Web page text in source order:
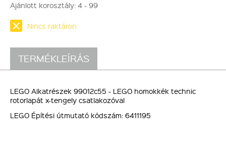
Ajánlott korosztály: 4 - 99
Nincs raktáron
TERMÉKLEÍRÁS
LEGO Alkatrészek 99012c55 - LEGO homokkék technic
rotorlapát x-tengely csatlakozóval
LEGO Építési útmutató kódszám: 6411195